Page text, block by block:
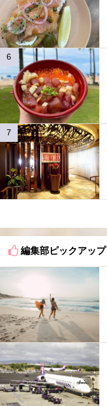
編集部ピックアップ